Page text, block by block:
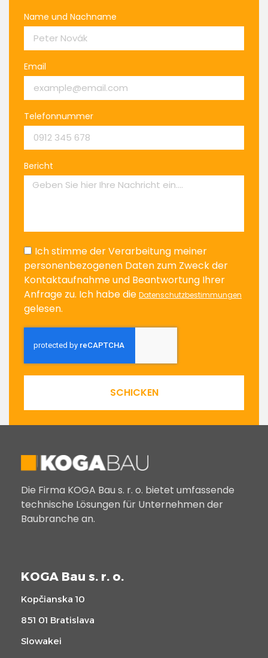
Name und Nachname
Email
Telefonnummer
Bericht
Ich stimme der Verarbeitung meiner
personenbezogenen Daten zum Zweck der
Kontaktaufnahme und Beantwortung Ihrer
Anfrage zu. Ich habe die Datenschutzbestimmungen
gelesen.
SCHICKEN
Die Firma KOGA Bau s. r. o. bietet umfassende
technische Lösungen für Unternehmen der
Baubranche an.
KOGA Bau s. r. o.
Kopčianska 10
851 01 Bratislava
Slowakei